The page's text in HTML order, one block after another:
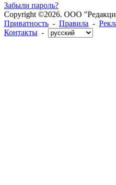
Забыли пароль?
Copyright ©2026. ООО
Приватность - Правила -
Контакты -